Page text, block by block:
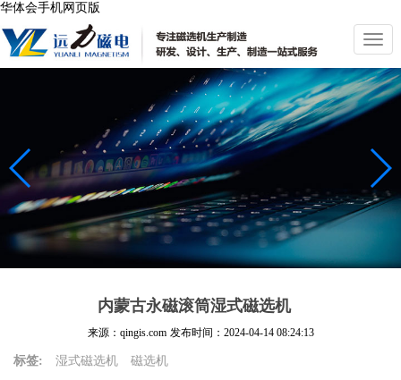
华体会手机网页版
切
换
导
航
内蒙古永磁滚筒湿式磁选机
来源：qingis.com 发布时间： 2024-04-14 08:24:13
标签: 湿式磁选机 磁选机